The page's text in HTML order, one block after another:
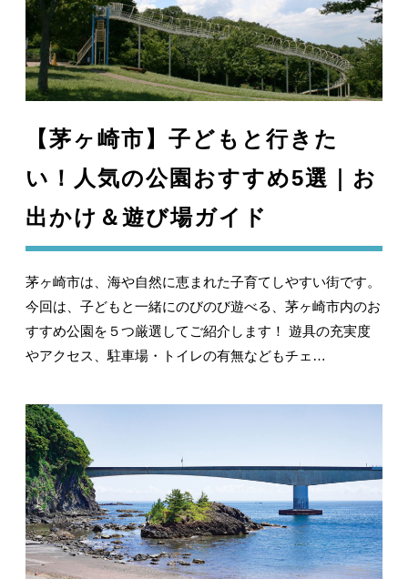
【茅ヶ崎市】子どもと行きた
い！人気の公園おすすめ5選｜お
出かけ＆遊び場ガイド
茅ヶ崎市は、海や自然に恵まれた子育てしやすい街です。
今回は、子どもと一緒にのびのび遊べる、茅ヶ崎市内のお
すすめ公園を５つ厳選してご紹介します！ 遊具の充実度
やアクセス、駐車場・トイレの有無などもチェ…